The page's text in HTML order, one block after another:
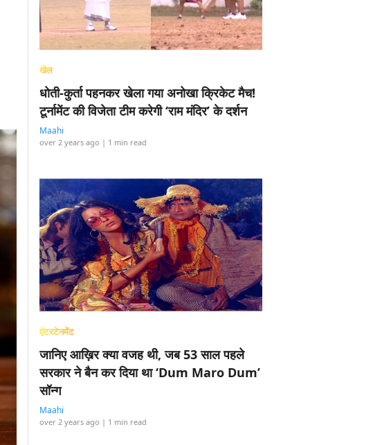
खेल
धोती-कुर्ता पहनकर खेला गया अनोखा क्रिकेट मैच!
टूर्नामेंट की विजेता टीम करेगी ‘राम मंदिर’ के दर्शन
Maahi
over 2 years ago | 1 min read
एंटरटेनमेंट
जानिए आख़िर क्या वजह थी, जब 53 साल पहले
सरकार ने बैन कर दिया था ‘Dum Maro Dum’
सॉन्ग
Maahi
over 2 years ago | 1 min read